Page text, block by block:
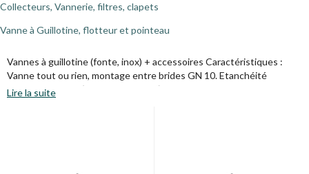
Collecteurs, Vannerie, filtres, clapets
Vanne à Guillotine, flotteur et pointeau
Vannes à guillotine (fonte, inox) + accessoires Caractéristiques :
Vanne tout ou rien, montage entre brides GN 10. Etanchéité
unidirectionnelle (sens de montage). Commande par volant. Tige
Lire la suite